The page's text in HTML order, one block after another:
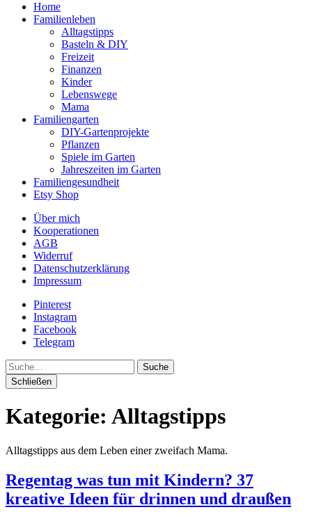
Home
Familienleben
Alltagstipps
Basteln & DIY
Freizeit
Finanzen
Kinder
Lebenswege
Mama
Familiengarten
DIY-Gartenprojekte
Pflanzen
Spiele im Garten
Jahreszeiten im Garten
Familiengesundheit
Etsy Shop
Über mich
Kooperationen
AGB
Widerruf
Datenschutzerklärung
Impressum
Pinterest
Instagram
Facebook
Telegram
Suche
Schließen
Kategorie: Alltagstipps
Alltagstipps aus dem Leben einer zweifach Mama.
Regentag was tun mit Kindern? 37
kreative Ideen für drinnen und draußen